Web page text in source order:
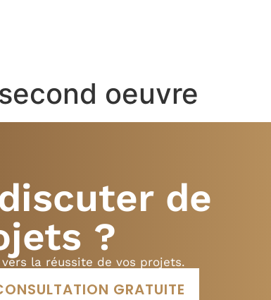
oeuvre
de
?
la réussite de vos projets.
GRATUITE